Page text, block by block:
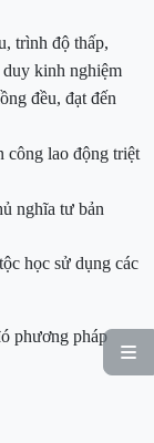

trình độ thấp,
kinh nghiệm
đều, đạt đến
công lao động triệt
nghĩa tư bản
học sử dụng các
phương pháp